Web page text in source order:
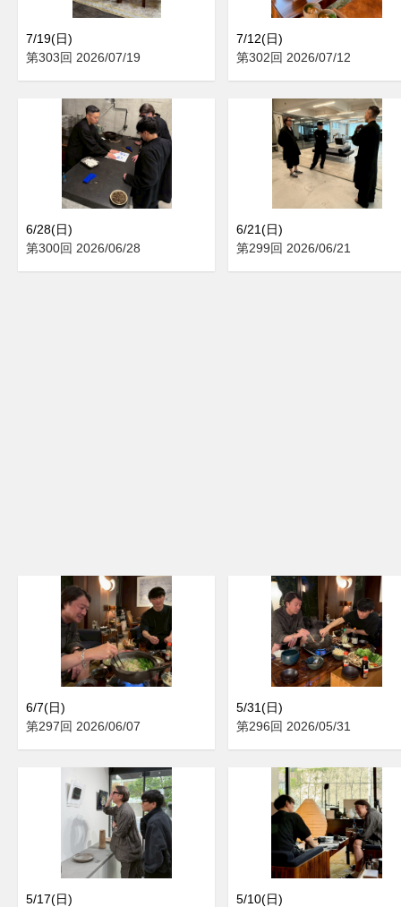
7/19(日)
第303回 2026/07/19
7/12(日)
第302回 2026/07/12
6/28(日)
第300回 2026/06/28
6/21(日)
第299回 2026/06/21
6/7(日)
第297回 2026/06/07
5/31(日)
第296回 2026/05/31
5/17(日)
5/10(日)